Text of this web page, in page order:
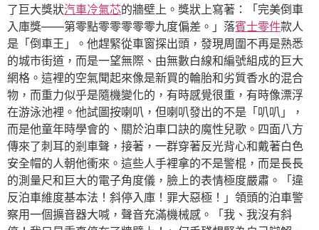
了巨大獎狀汽車冷氣芯的牆壁上。獎狀上寫著：「完美倒車
入庫獎——第零點零零零零零九度偏差。」落賓士零件款人
是「倒車王」。他趕緊從車窗探出頭，發現周圍不再是熟悉
的城市街道，而是一望無際、由無數白線和編號組成的巨大
網格。這裡的空氣聞起來像是新買的輪胎和劣質香水的混合
物，而重力似乎是隨機變化的，有時感覺很重，有時像漂浮
在游泳池裡。他試圖按喇叭，但喇叭發出的不是「叭叭」，
而是他童年時學會的、關於泊車口訣的魔性兒歌。四面八方
傳來了刺耳的剎車聲，接著，一群穿著反光背心和戴著白色
安全帽的人朝他衝來。這些人手裡拿的不是警棍，而是長長
的測量尺和巨大的電子角度儀，臉上的表情極度嚴肅。「違
反泊車維度基本法！斜停入庫！罪大惡極！」領頭的泊車警
察用一個擴音器大喊，聲音充滿機械感。「我、我沒有斜